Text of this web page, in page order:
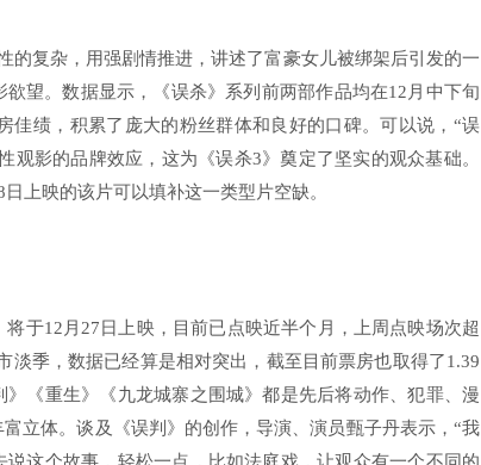
的复杂，用强剧情推进，讲述了富豪女儿被绑架后引发的一
望。数据显示，《误杀》系列前两部作品均在12月中下旬
佳绩，积累了庞大的粉丝群体和良好的口碑。可以说，“误
观影的品牌效应，这为《误杀3》奠定了坚实的观众基础。
上映的该片可以填补这一类型片空缺。
于12月27日上映，目前已点映近半个月，上周点映场次超
淡季，数据已经算是相对突出，截至目前票房也取得了1.39
《重生》《九龙城寨之围城》都是先后将动作、犯罪、漫
立体。谈及《误判》的创作，导演、演员甄子丹表示，“我